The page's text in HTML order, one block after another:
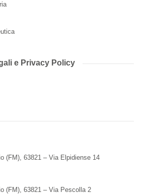
e Privacy Policy
(FM), 63821 – Via Elpidiense 14
(FM), 63821 – Via Pescolla 2